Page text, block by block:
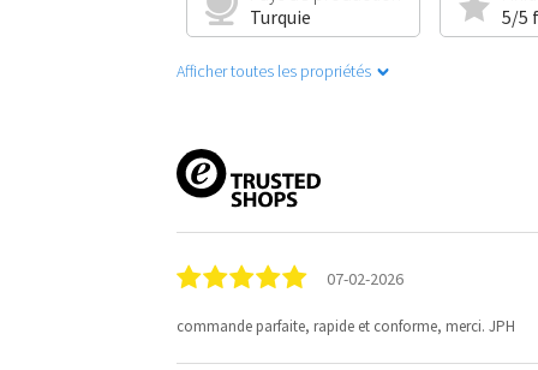
Turquie
5/5
Afficher toutes les propriétés
07-02-2026
commande parfaite, rapide et conforme, merci. JPH